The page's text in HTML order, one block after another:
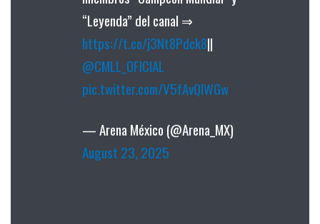
“Leyenda” del canal ⇒
https://t.co/j3Nt8Pdck8||
@CMLL_OFICIAL
pic.twitter.com/V5fAvQlWGw
— Arena México (@Arena_MX)
August 23, 2025